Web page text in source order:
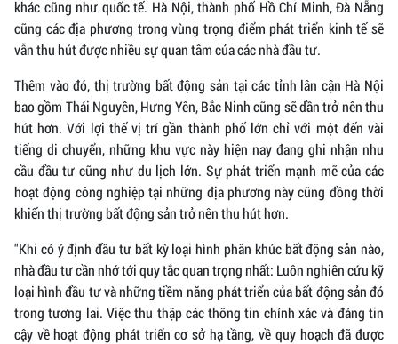
khác cũng như quốc tế. Hà Nội, thành phố Hồ Chí Minh, Đà Nẵng
cũng các địa phương trong vùng trọng điểm phát triển kinh tế sẽ
vẫn thu hút được nhiều sự quan tâm của các nhà đầu tư.
Thêm vào đó, thị trường bất động sản tại các tỉnh lân cận Hà Nội
bao gồm Thái Nguyên, Hưng Yên, Bắc Ninh cũng sẽ dần trở nên thu
hút hơn. Với lợi thế vị trí gần thành phố lớn chỉ với một đến vài
tiếng di chuyển, những khu vực này hiện nay đang ghi nhận nhu
cầu đầu tư cũng như du lịch lớn. Sự phát triển mạnh mẽ của các
hoạt động công nghiệp tại những địa phương này cũng đồng thời
khiến thị trường bất động sản trở nên thu hút hơn.
"Khi có ý định đầu tư bất kỳ loại hình phân khúc bất động sản nào,
nhà đầu tư cần nhớ tới quy tắc quan trọng nhất: Luôn nghiên cứu kỹ
loại hình đầu tư và những tiềm năng phát triển của bất động sản đó
trong tương lai. Việc thu thập các thông tin chính xác và đáng tin
cậy về hoạt động phát triển cơ sở hạ tầng, về quy hoạch đã được